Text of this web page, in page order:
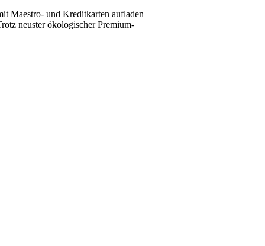
Maestro- und Kreditkarten aufladen
neuster ökologischer Premium-